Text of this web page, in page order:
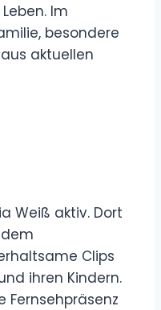
Im
besondere
aktuellen
Weiß aktiv. Dort
Clips
ihren Kindern.
Fernsehpräsenz